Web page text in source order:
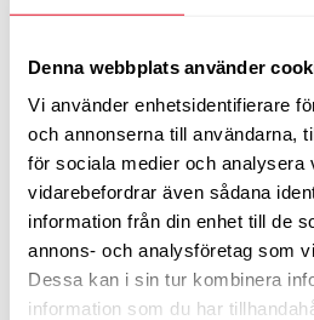
Denna webbplats använder
Vi använder enhetsidentifierare
och annonserna till användarna,
för sociala medier och analysera
vidarebefordrar även sådana
information från din enhet till de
annons- och analysföretag som
Dessa kan i sin tur kombinera
information som du har
DIMENSIONER
Tum 21”
ET-mått 25 Nav
Bultcirkel 5-130
Kontakta
7 875 kr/st